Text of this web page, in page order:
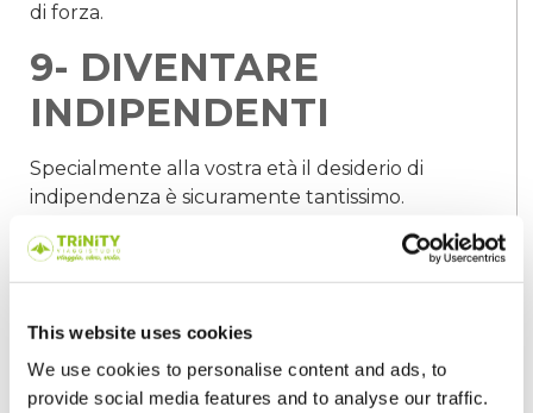
This website uses cookies
We use cookies to personalise content and ads, to
provide social media features and to analyse our traffic.
di forza.
9- DIVENTARE
INDIPENDENTI
Specialmente alla vostra età il desiderio di
indipendenza è sicuramente tantissimo.
sentirsi finalmente voi stessi. Questo aspetto
ve lo porterete dietro in ogni circostanza
10- “BOOST” PER IL